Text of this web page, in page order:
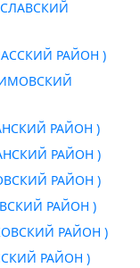
РАЙОН )
РАЙОН )
РАЙОН )
РАЙОН )
РАЙОН )
РАЙОН )
РАЙОН )